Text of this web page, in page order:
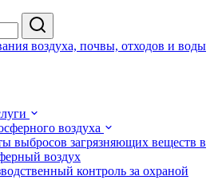
воздуха, почвы, отходов и воды
воздуха
выбросов загрязняющих веществ в
воздух
контроль за охраной